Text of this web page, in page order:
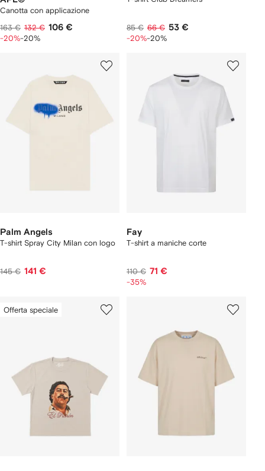
Canotta con applicazione
163 € 132 € 106 €
-20%-20%
85 € 66 € 53 €
-20%-20%
Palm Angels
T-shirt Spray City Milan con logo
145 € 141 €
Fay
T-shirt a maniche corte
110 € 71 €
-35%
Offerta speciale